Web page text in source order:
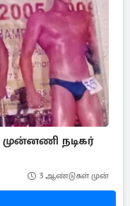
முன்னணி நடிகர்
3 ஆண்டுகள் முன்